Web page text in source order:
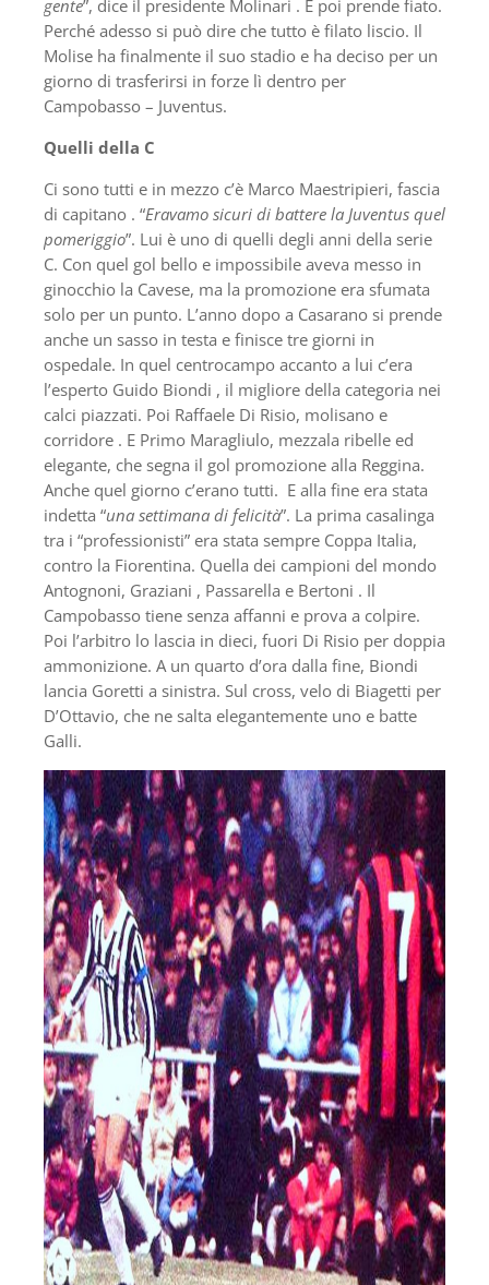
gente”, dice il presidente Molinari . E poi prende fiato.
Perché adesso si può dire che tutto è filato liscio. Il
Molise ha finalmente il suo stadio e ha deciso per un
giorno di trasferirsi in forze lì dentro per
Campobasso – Juventus.
Quelli della C
Ci sono tutti e in mezzo c’è Marco Maestripieri, fascia
di capitano . “Eravamo sicuri di battere la Juventus quel
pomeriggio”. Lui è uno di quelli degli anni della serie
C. Con quel gol bello e impossibile aveva messo in
ginocchio la Cavese, ma la promozione era sfumata
solo per un punto. L’anno dopo a Casarano si prende
anche un sasso in testa e finisce tre giorni in
ospedale. In quel centrocampo accanto a lui c’era
l’esperto Guido Biondi , il migliore della categoria nei
calci piazzati. Poi Raffaele Di Risio, molisano e
corridore . E Primo Maragliulo, mezzala ribelle ed
elegante, che segna il gol promozione alla Reggina.
Anche quel giorno c’erano tutti. E alla fine era stata
indetta “una settimana di felicità”. La prima casalinga
tra i “professionisti” era stata sempre Coppa Italia,
contro la Fiorentina. Quella dei campioni del mondo
Antognoni, Graziani , Passarella e Bertoni . Il
Campobasso tiene senza affanni e prova a colpire.
Poi l’arbitro lo lascia in dieci, fuori Di Risio per doppia
ammonizione. A un quarto d’ora dalla fine, Biondi
lancia Goretti a sinistra. Sul cross, velo di Biagetti per
D’Ottavio, che ne salta elegantemente uno e batte
Galli.